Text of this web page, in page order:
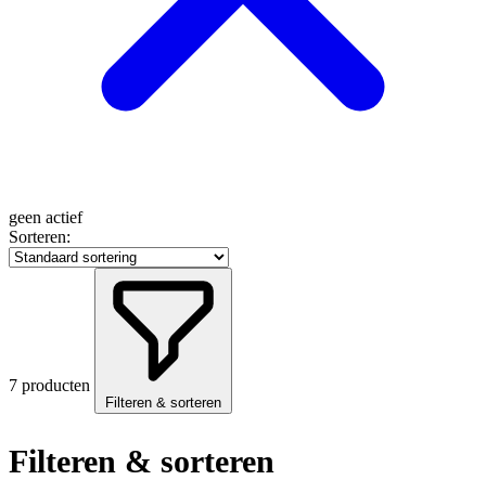
geen actief
Sorteren:
7 producten
Filteren & sorteren
Filteren & sorteren